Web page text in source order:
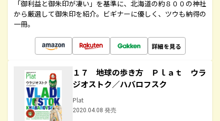
「御利益と御朱印が凄い」を基準に、北海道の約８００の神社
から厳選して御朱印を紹介。ビギナーに優しく、ツウも納得の
一冊。
詳細を見る
１７ 地球の歩き方 Ｐｌａｔ ウラ
ジオストク／ハバロフスク
Plat
2020.04.08 発売